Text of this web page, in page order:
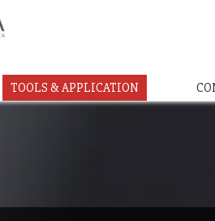
TOOLS & APPLICATION